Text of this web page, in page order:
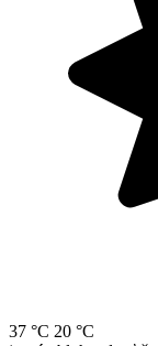
37 °C 20 °C